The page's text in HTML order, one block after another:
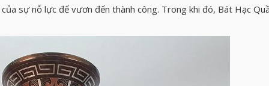
sự nỗ lực để vươn đến thành công. Trong khi đó, Bát Hạc